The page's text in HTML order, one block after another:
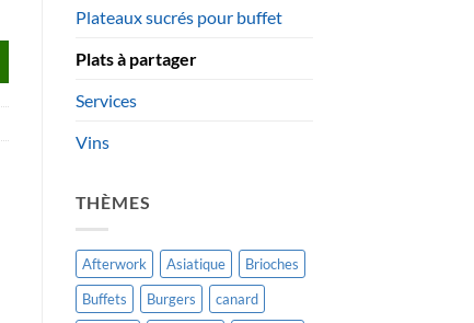
Plateaux sucrés pour buffet
Plats à partager
Services
Vins
THÈMES
Afterwork Asiatique
Brioches
Buffets
Burgers
canard